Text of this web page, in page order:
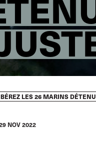
LES 26 MARINS
NOV 2022